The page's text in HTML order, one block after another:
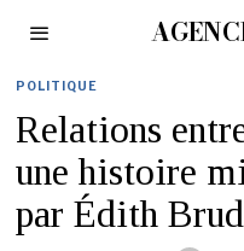
POLITIQUE
Relations
une histoire
par Édith